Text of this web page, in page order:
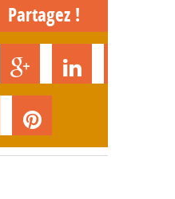
Partagez !